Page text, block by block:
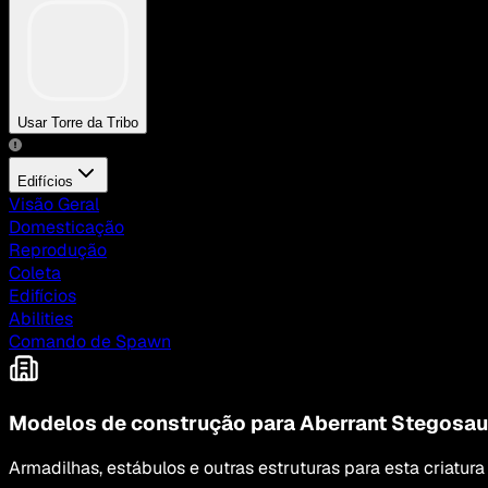
Usar Torre da Tribo
Edifícios
Visão Geral
Domesticação
Reprodução
Coleta
Edifícios
Abilities
Comando de Spawn
Modelos de construção para Aberrant
Armadilhas, estábulos e outras estruturas para esta criatura